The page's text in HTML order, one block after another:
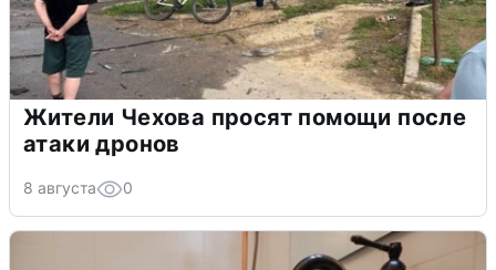
Жители Чехова просят помощи после
атаки дронов
8 августа 0